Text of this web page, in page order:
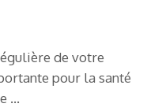
de votre
pour la santé
…